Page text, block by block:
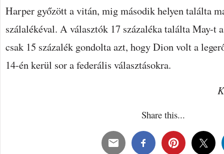
Harper győzött a vitán, mig második helyen találta
szálalékéval. A választók 17 százaléka találta May-t
csak 15 százalék gondolta azt, hogy Dion volt a
14-én kerül sor a federális választásokra.
Share this...